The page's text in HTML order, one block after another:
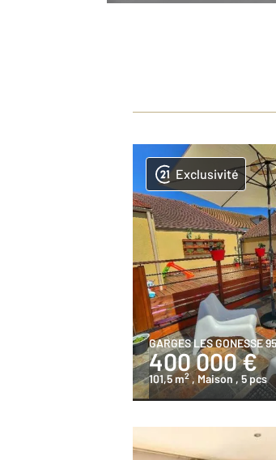
Exclusivité
GARGES LES GONESSE 95
400 000 €
101,5 m2 , Maison , 5 pcs